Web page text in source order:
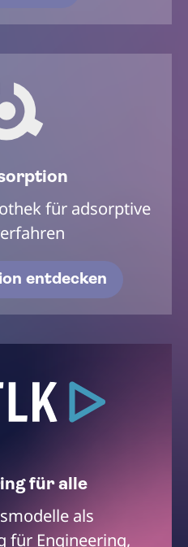
für adsorptive
entdecken
für alle
als
für Engineering,